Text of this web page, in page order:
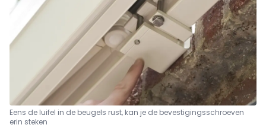
Eens de luifel in de beugels rust, kan je de bevestigingsschroeven
erin steken